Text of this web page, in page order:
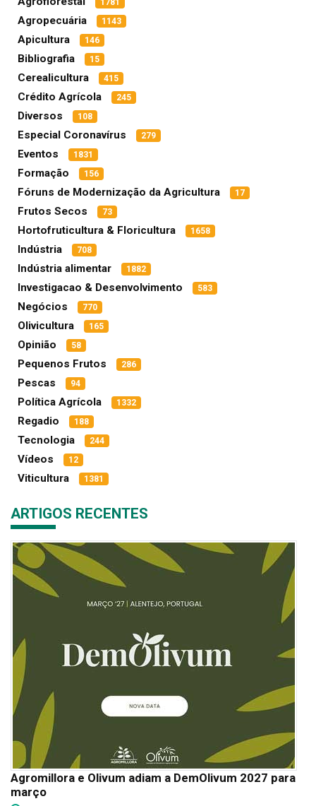
1781
Agropecuária 1143
Apicultura 146
Bibliografia 15
Cerealicultura 415
Crédito Agrícola 245
Diversos 108
Especial Coronavírus 279
Eventos 1831
Formação 156
Fóruns de Modernização da Agricultura 17
Frutos Secos 73
Hortofruticultura & Floricultura 1658
Indústria 708
Indústria alimentar 1882
Investigacao & Desenvolvimento 583
Negócios 770
Olivicultura 165
Opinião 58
Pequenos Frutos 286
Pescas 94
Política Agrícola 1332
Regadio 188
Tecnologia 244
Vídeos 12
Viticultura 1381
ARTIGOS RECENTES
Agromillora e Olivum adiam a DemOlivum 2027 para
março